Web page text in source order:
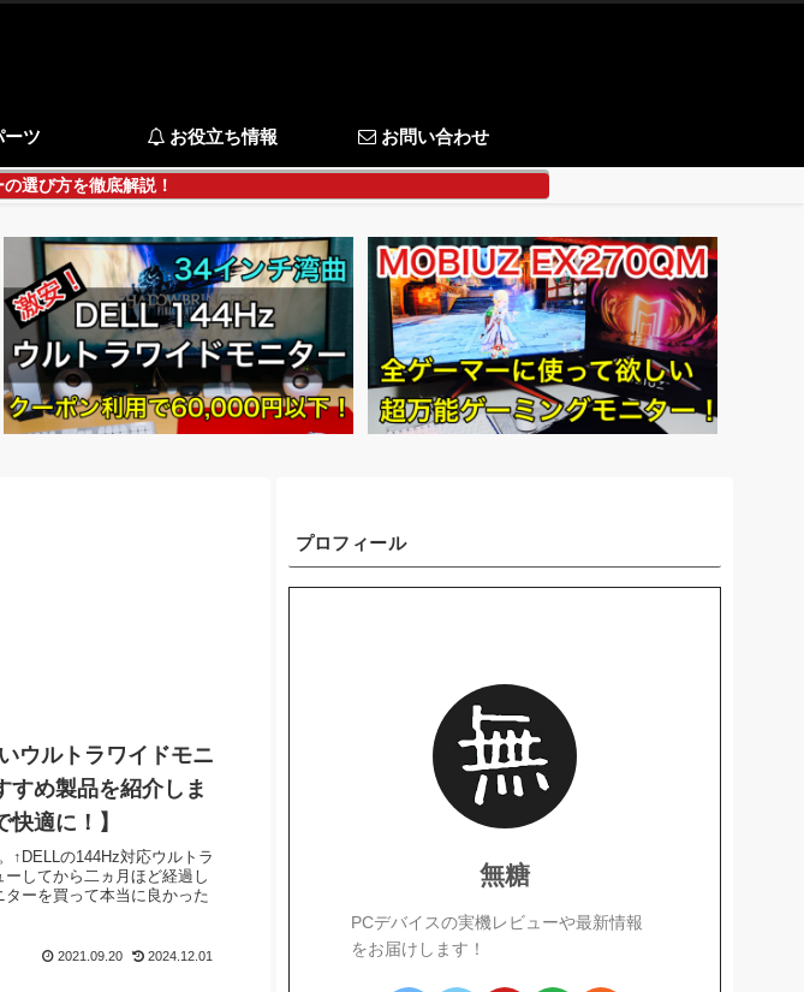
ーツ お役立ち情報 お問い合わせ
選び方を徹底解説！
ウルトラワイドモニ
すめ製品を紹介しま
適に！】
↑DELLの144Hz対応ウルトラ
してから二ヵ月ほど経過し
ーを買って本当に良かった
2021.09.20 2024.12.01
プロフィール
無糖
PCデバイスの実機レビューや最新情報
をお届けします！